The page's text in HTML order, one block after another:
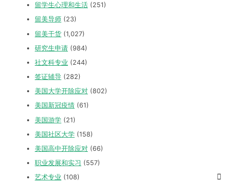
留学生心理和生活 (251)
留美导师 (23)
留美干货 (1,027)
研究生申请 (984)
社文科专业 (244)
签证辅导 (282)
美国大学开除应对 (802)
美国新冠疫情 (61)
美国游学 (21)
美国社区大学 (158)
美国高中开除应对 (66)
职业发展和实习 (557)
艺术专业 (108)